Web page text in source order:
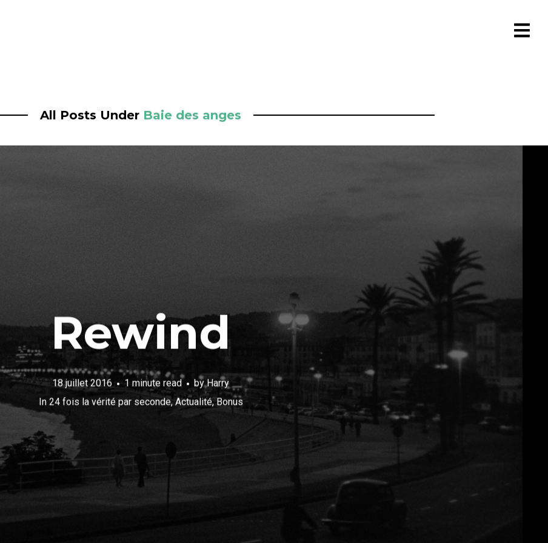
All Posts Under Baie des anges
Rewind
18 juillet 2016 1 minute read byHarry
In 24 fois la vérité par seconde, Actualité,Bonus